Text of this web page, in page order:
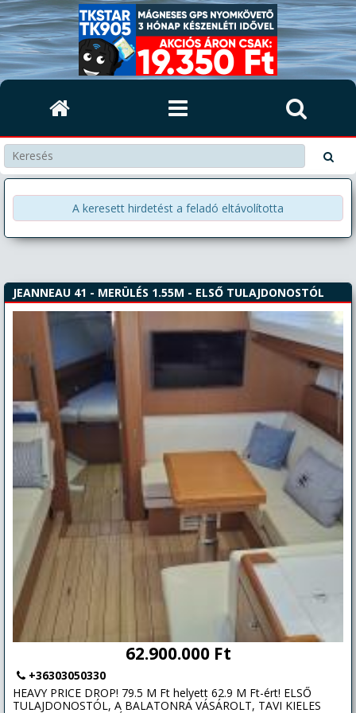
A keresett hirdetést a feladó eltávolította
JEANNEAU 41 - MERÜLÉS 1.55M - ELSŐ TULAJDONOSTÓL
62.900.000 Ft
+36303050330
HEAVY PRICE DROP! 79.5 M Ft helyett 62.9 M Ft-ért! ELSŐ
TULAJDONOSTÓL, A BALATONRA VÁSÁROLT, TAVI KIELES